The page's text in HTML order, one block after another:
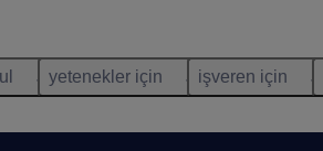
yetenekler için işveren için